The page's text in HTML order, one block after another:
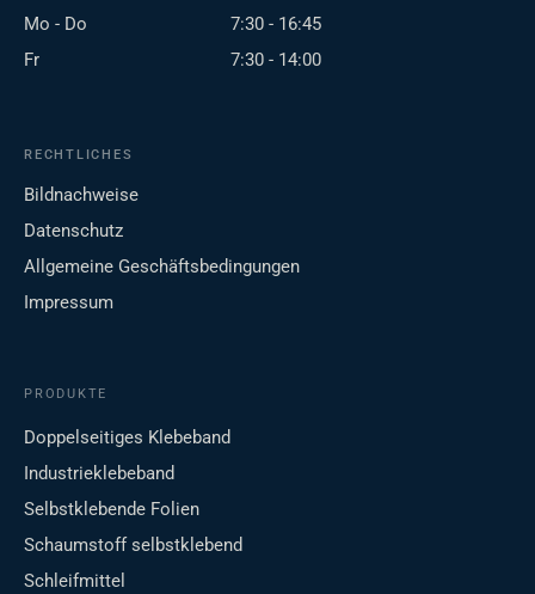
Mo - Do
7:30 - 16:45
Fr
7:30 - 14:00
RECHTLICHES
Bildnachweise
Datenschutz
Allgemeine Geschäftsbedingungen
Impressum
PRODUKTE
Doppelseitiges Klebeband
Industrieklebeband
Selbstklebende Folien
Schaumstoff selbstklebend
Schleifmittel